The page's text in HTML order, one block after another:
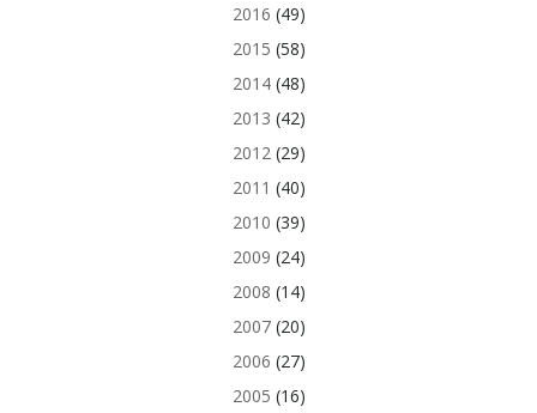
2016 (49)
2015 (58)
2014(48)
2013 (42)
2012 (29)
2011 (40)
2010 (39)
2009 (24)
2008 (14)
2007(20)
2006 (27)
2005 (16)